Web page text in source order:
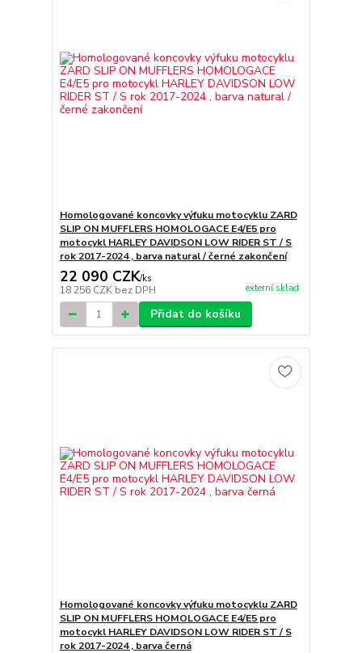
Homologované koncovky výfuku motocyklu ZARD
SLIP ON MUFFLERS HOMOLOGACE E4/E5 pro
motocykl HARLEY DAVIDSON LOW RIDER ST / S
rok 2017-2024 , barva natural / černé zakončení
22 090 CZK/ks
18 256 CZK bez DPH externí sklad
Přidat do košíku
Homologované koncovky výfuku motocyklu ZARD
SLIP ON MUFFLERS HOMOLOGACE E4/E5 pro
motocykl HARLEY DAVIDSON LOW RIDER ST / S
rok 2017-2024 , barva černá